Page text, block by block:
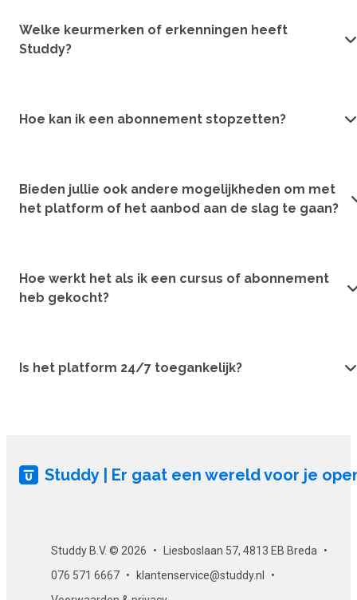
Welke keurmerken of erkenningen heeft
Studdy?
Hoe kan ik een abonnement stopzetten?
Bieden jullie ook andere mogelijkheden om met
het platform of het aanbod aan de slag te gaan?
Hoe werkt het als ik een cursus of abonnement
heb gekocht?
Is het platform 24/7 toegankelijk?
Studdy | Er gaat een wereld voor je
Studdy B.V. © 2026
Liesboslaan 57, 4813 EB Breda
076 571 6667
klantenservice@studdy.nl